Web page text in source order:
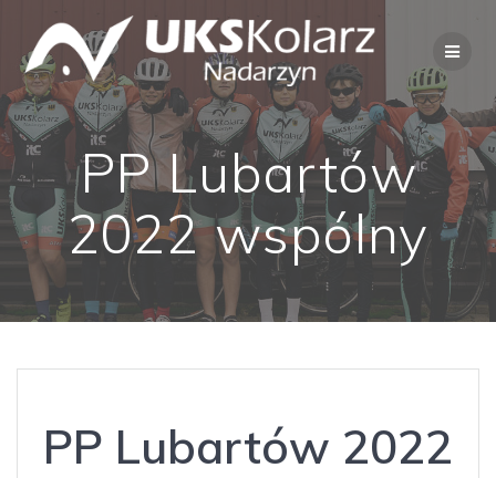
do
treści
PP Lubartów
2022 wspólny
PP Lubartów 2022